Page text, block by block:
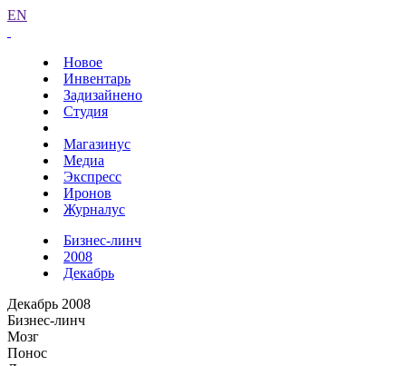
EN
Новое
Инвентарь
Задизайнено
Студия
Магазинус
Медиа
Экспресс
Иронов
Журналус
Бизнес-линч
2008
Декабрь
Декабрь 2008
Бизнес-линч
Мозг
Понос